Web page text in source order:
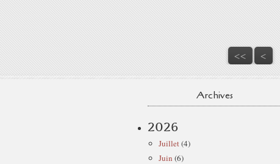
<< <
Archives
2026
Juillet(4)
Juin (6)